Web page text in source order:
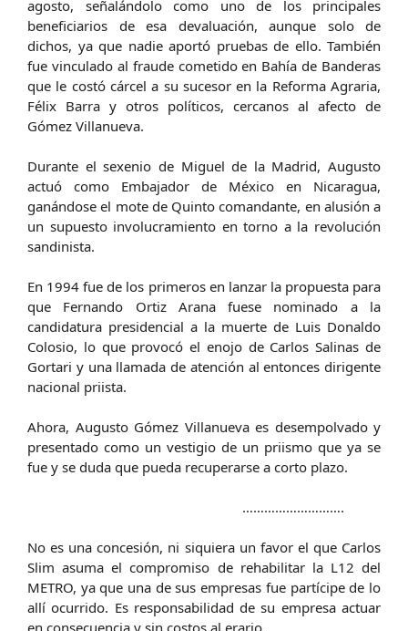
agosto, señalándolo como uno de los principales
beneficiarios de esa devaluación, aunque solo de
dichos, ya que nadie aportó pruebas de ello. También
fue vinculado al fraude cometido en Bahía de Banderas
que le costó cárcel a su sucesor en la Reforma Agraria,
Félix Barra y otros políticos, cercanos al afecto de
Gómez Villanueva.
Durante el sexenio de Miguel de la Madrid, Augusto
actuó como Embajador de México en Nicaragua,
ganándose el mote de Quinto comandante, en alusión a
un supuesto involucramiento en torno a la revolución
sandinista.
En 1994 fue de los primeros en lanzar la propuesta para
que Fernando Ortiz Arana fuese nominado a la
candidatura presidencial a la muerte de Luis Donaldo
Colosio, lo que provocó el enojo de Carlos Salinas de
Gortari y una llamada de atención al entonces dirigente
nacional priista.
Ahora, Augusto Gómez Villanueva es desempolvado y
presentado como un vestigio de un priismo que ya se
fue y se duda que pueda recuperarse a corto plazo.
……………………….
No es una concesión, ni siquiera un favor el que Carlos
Slim asuma el compromiso de rehabilitar la L12 del
METRO, ya que una de sus empresas fue partícipe de lo
allí ocurrido. Es responsabilidad de su empresa actuar
en consecuencia y sin costos al erario.